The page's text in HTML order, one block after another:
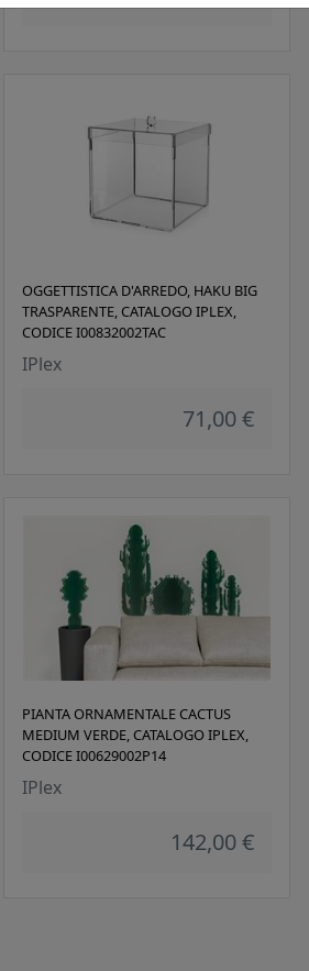
OGGETTISTICA D'ARREDO, HAKU BIG
TRASPARENTE, CATALOGO IPLEX,
CODICE I00832002TAC
IPlex
71,00 €
PIANTA ORNAMENTALE CACTUS
MEDIUM VERDE, CATALOGO IPLEX,
CODICE I00629002P14
IPlex
142,00 €